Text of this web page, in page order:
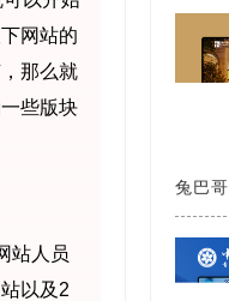
网站的
那么就
些版块
站人员
以及2
兔巴哥